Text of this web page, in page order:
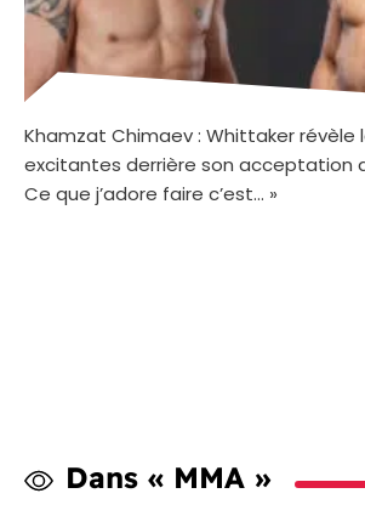
Khamzat Chimaev : Whittaker révèle
excitantes derrière son acceptation
Ce que j’adore faire c’est… »
Dans « MMA »